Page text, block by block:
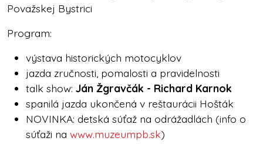
Považskej Bystrici
Program:
výstava historických motocyklov
jazda zručnosti, pomalosti a pravidelnosti
talk show: Ján Žgravčák - Richard Karnok
spanilá jazda ukončená v reštaurácii Hošták
NOVINKA: detská súťaž na odrážadlách (info o
súťaži na www.muzeumpb.sk)